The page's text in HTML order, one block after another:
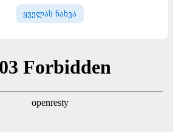
ყველას ნახვა